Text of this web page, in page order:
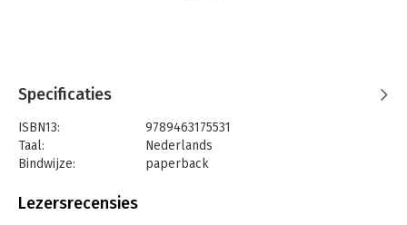
Specificaties
ISBN13:
9789463175531
Taal:
Nederlands
Bindwijze:
paperback
Druk:
Lezersrecensies